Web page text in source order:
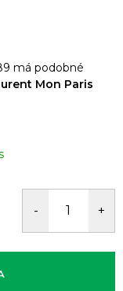
má podobné
Mon Paris